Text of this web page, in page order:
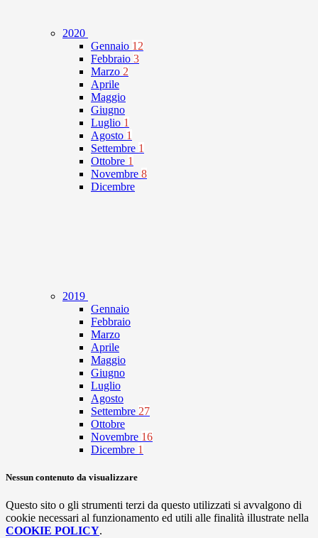
2020
Gennaio 12
Febbraio 3
Marzo 2
Aprile
Maggio
Giugno
Luglio 1
Agosto 1
Settembre 1
Ottobre 1
Novembre 8
Dicembre
2019
Gennaio
Febbraio
Marzo
Aprile
Maggio
Giugno
Luglio
Agosto
Settembre 27
Ottobre
Novembre 16
Dicembre 1
Nessun contenuto da visualizzare
Questo sito o gli strumenti terzi da questo utilizzati si avvalgono di
cookie necessari al funzionamento ed utili alle finalità illustrate nella
COOKIE POLICY.